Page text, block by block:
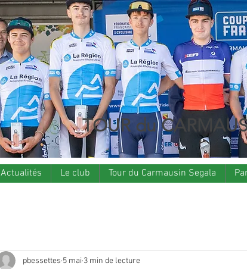
TOUR du
Actualités Le club Tour du Carmausin Segala
pbessettes 5 mai 3 min de lecture